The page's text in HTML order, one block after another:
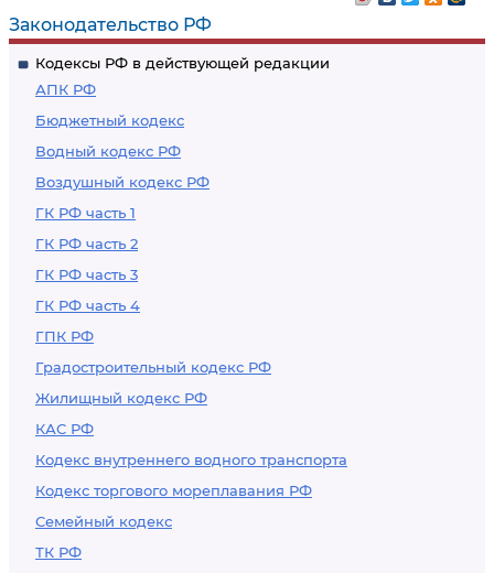
Законодательство РФ
Кодексы РФ в действующей редакции
АПК РФ
Бюджетный кодекс
Водный кодекс РФ
Воздушный кодекс РФ
ГК РФ часть 1
ГК РФ часть 2
ГК РФ часть 3
ГК РФ часть 4
ГПК РФ
Градостроительный кодекс РФ
Жилищный кодекс РФ
КАС РФ
Кодекс внутреннего водного транспорта
Кодекс торгового мореплавания РФ
Семейный кодекс
ТК РФ